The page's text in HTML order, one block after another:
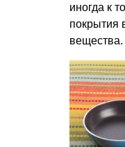
иногда к
покрытия
вещества.